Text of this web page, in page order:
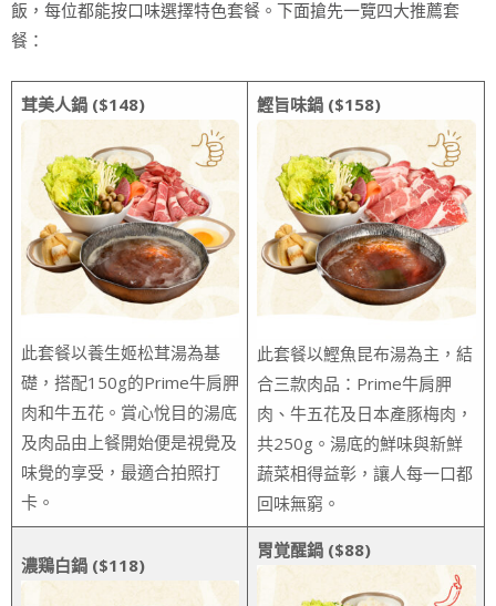
飯，每位都能按口味選擇特色套餐。下面搶先一覽四大推薦套
餐：
茸美人鍋 ($148)
此套餐以養生姬松茸湯為基
礎，搭配150g的Prime牛肩胛
肉和牛五花。賞心悅目的湯底
及肉品由上餐開始便是視覺及
味覺的享受，最適合拍照打
卡。
鰹旨味鍋 ($158)
此套餐以鰹魚昆布湯為主，結
合三款肉品：Prime牛肩胛
肉、牛五花及日本產豚梅肉，
共250g。湯底的鮮味與新鮮
蔬菜相得益彰，讓人每一口都
回味無窮。
濃鶏白鍋 ($118)
胃覚醒鍋 ($88)